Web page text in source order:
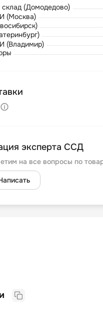
(Домодедово)
(Москва)
(Владимир)
эксперта ССД
на все вопросы по